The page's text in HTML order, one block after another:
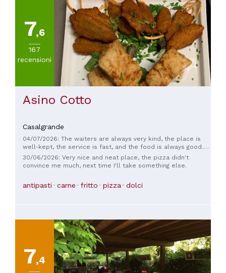
7,6
167
recensioni
Asino Cotto
Casalgrande
04/07/2026: The waiters are always very kind, the place is
well-kept, the service is fast, and the food is always good.
We always want to come back.
30/06/2026: Very nice and neat place, the pizza didn't
convince me much, next time I'll take something else.
antipasti carne fritto pizza dolci
7,4